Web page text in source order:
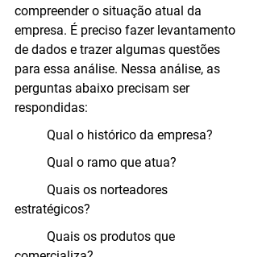
compreender o situação atual da
empresa. É preciso fazer levantamento
de dados e trazer algumas questões
para essa análise. Nessa análise, as
perguntas abaixo precisam ser
respondidas:
	Qual o histórico da empresa?
	Qual o ramo que atua?
estratégicos?